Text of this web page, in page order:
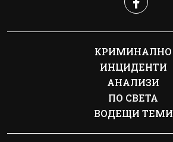
КРИМИНАЛНО
ИНЦИДЕНТИ
АНАЛИЗИ
ПО СВЕТА
ВОДЕЩИ ТЕМИ